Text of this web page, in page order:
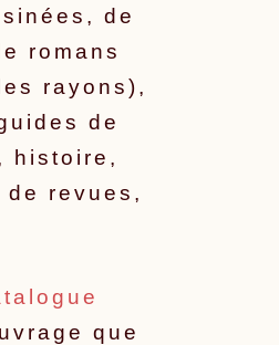
de
romans
rayons),
de
histoire,
revues,
que